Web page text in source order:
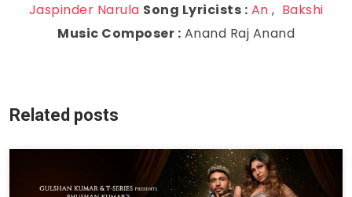
Jaspinder Narula Song Lyricists : An , Bakshi
Music Composer : Anand Raj Anand
Related posts